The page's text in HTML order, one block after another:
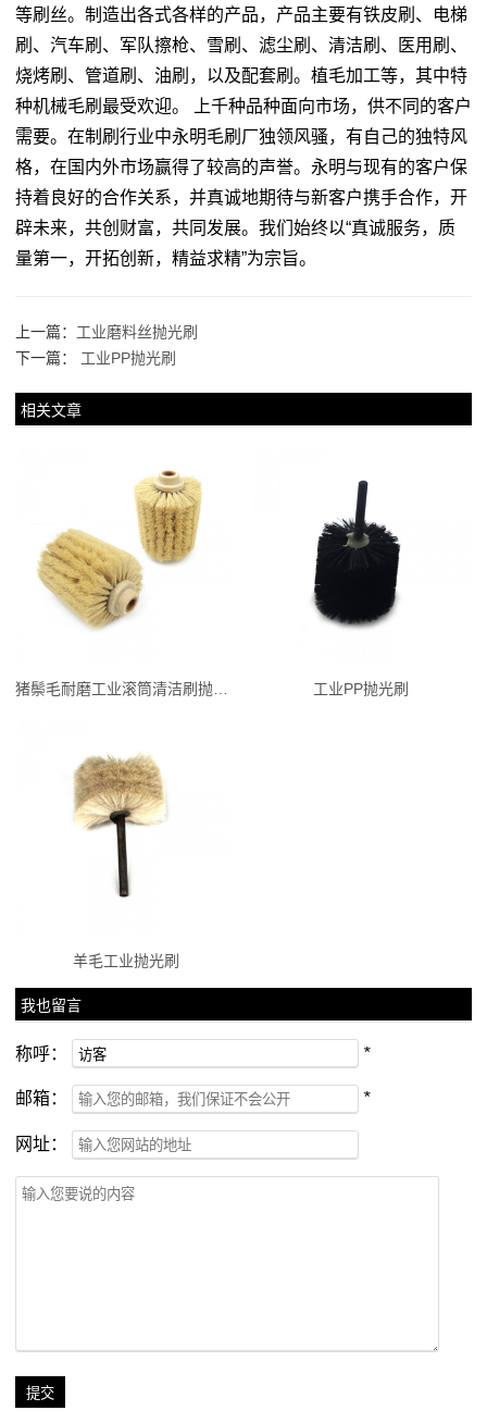
等刷丝。制造出各式各样的产品，产品主要有铁皮刷、电梯
刷、汽车刷、军队擦枪、雪刷、滤尘刷、清洁刷、医用刷、
烧烤刷、管道刷、油刷，以及配套刷。植毛加工等，其中特
种机械毛刷最受欢迎。 上千种品种面向市场，供不同的客户
需要。在制刷行业中永明毛刷厂独领风骚，有自己的独特风
格，在国内外市场赢得了较高的声誉。永明与现有的客户保
持着良好的合作关系，并真诚地期待与新客户携手合作，开
辟未来，共创财富，共同发展。我们始终以“真诚服务，质
量第一，开拓创新，精益求精”为宗旨。
上一篇： 工业磨料丝抛光刷
下一篇： 工业PP抛光刷
相关文章
工业PP抛光刷
羊毛工业抛光刷
我也留言
称呼： *
邮箱： *
网址：